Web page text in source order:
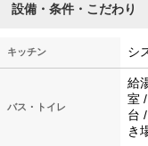
設備・条件・こだわり
キッチン シ
バス・トイレ
給
室
台
き